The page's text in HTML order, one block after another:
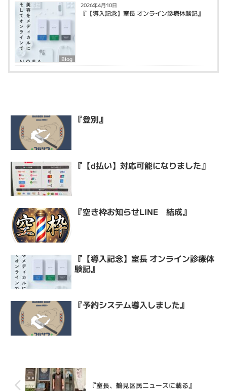
Blog
2026年4月10日
『【導入記念】室長 オンライン診療体験記』
『登別』
『【d払い】対応可能になりました』
『空き枠お知らせLINE 結成』
『【導入記念】室長 オンライン診療体
験記』
『予約システム導入しました』
『室長、鶴見区民ニュースに載る』